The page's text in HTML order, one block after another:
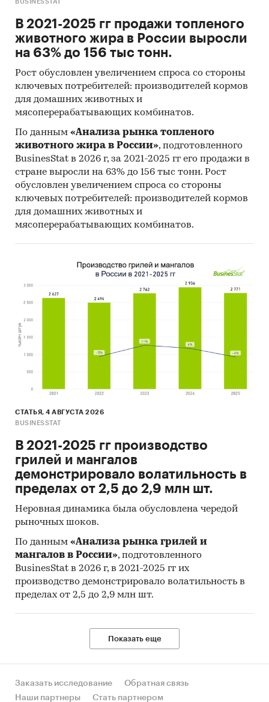
BUSINESSTAT
В 2021-2025 гг продажи топленого
животного жира в России выросли
на 63% до 156 тыс тонн.
Рост обусловлен увеличением спроса со стороны
ключевых потребителей: производителей кормов
для домашних животных и
мясоперерабатывающих комбинатов.
По данным «Анализа рынка топленого
животного жира в России», подготовленного
BusinesStat в 2026 г, за 2021-2025 гг его продажи в
стране выросли на 63% до 156 тыс тонн. Рост
обусловлен увеличением спроса со стороны
ключевых потребителей: производителей кормов
для домашних животных и
мясоперерабатывающих комбинатов.
СТАТЬЯ, 4 АВГУСТА 2026
BUSINESSTAT
В 2021-2025 гг производство
грилей и мангалов
демонстрировало волатильность в
пределах от 2,5 до 2,9 млн шт.
Неровная динамика была обусловлена чередой
рыночных шоков.
По данным «Анализа рынка грилей и
мангалов в России», подготовленного
BusinesStat в 2026 г, в 2021-2025 гг их
производство демонстрировало волатильность в
пределах от 2,5 до 2,9 млн шт.
Показать еще
Заказать исследование
Обратная связь
Наши партнеры
Стать партнером